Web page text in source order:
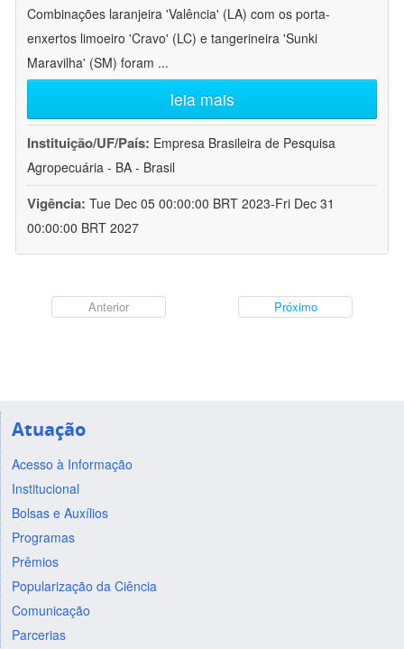
Combinações laranjeira 'Valência' (LA) com os porta-
enxertos limoeiro 'Cravo' (LC) e tangerineira 'Sunki
Maravilha' (SM) foram ...
leia mais
Instituição/UF/País: Empresa Brasileira de Pesquisa
Agropecuária - BA - Brasil
Vigência: Tue Dec 05 00:00:00 BRT 2023-Fri Dec 31
00:00:00 BRT 2027
Anterior Próximo
Atuação
Acesso à Informação
Institucional
Bolsas e Auxílios
Programas
Prêmios
Popularização da Ciência
Comunicação
Parcerias